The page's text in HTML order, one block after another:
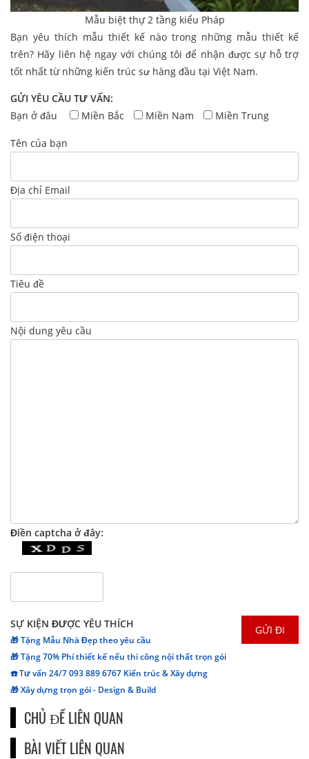
Mẫu biệt thự 2 tầng kiểu Pháp
Bạn yêu thích mẫu thiết kế nào trong những mẫu thiết kế
trên? Hãy liên hệ ngay với chúng tôi để nhận được sự hỗ trợ
tốt nhất từ những kiến trúc sư hàng đầu tại Việt Nam.
GỬI YÊU CẦU TƯ VẤN:
Bạn ở đâu
Miền Bắc Miền Nam Miền Trung
Tên của bạn
Địa chỉ Email
Số điện thoại
Tiêu đề
Nội dung yêu cầu
Điền captcha ở đây:
SỰ KIỆN ĐƯỢC YÊU THÍCH
🎁 Tặng Mẫu Nhà Đẹp theo yêu cầu
🎁 Tặng 70% Phí thiết kế nếu thi công nội thất trọn gói
☎️ Tư vấn 24/7 093 889 6767 Kiến trúc & Xây dựng
🎁 Xây dựng trọn gói - Design & Build
CHỦ ĐỀ LIÊN QUAN
BÀI VIẾT LIÊN QUAN